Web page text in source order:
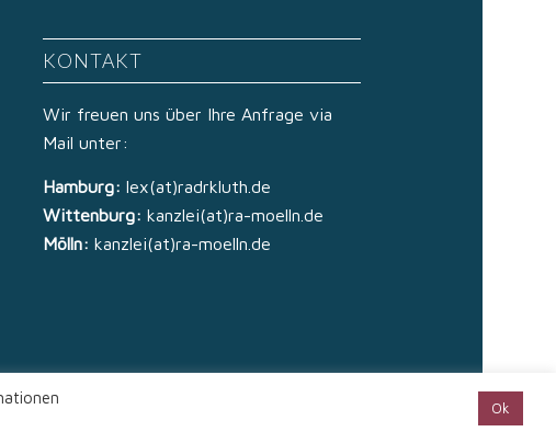
KONTAKT
Wir freuen uns über Ihre Anfrage via
Mail unter:
Hamburg: lex(at)radrkluth.de
Wittenburg: kanzlei(at)ra-moelln.de
Mölln: kanzlei(at)ra-moelln.de
Ok